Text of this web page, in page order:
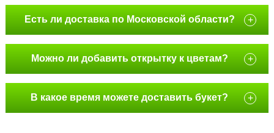
Есть ли доставка по Московской области? +
Можно ли добавить открытку к цветам? +
В какое время можете доставить букет? +